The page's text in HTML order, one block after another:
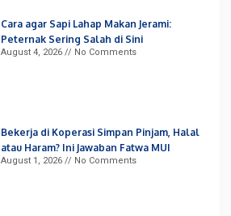
Cara agar Sapi Lahap Makan Jerami:
Peternak Sering Salah di Sini
August 4, 2026 No Comments
Bekerja di Koperasi Simpan Pinjam, Halal
atau Haram? Ini Jawaban Fatwa MUI
August 1, 2026 No Comments